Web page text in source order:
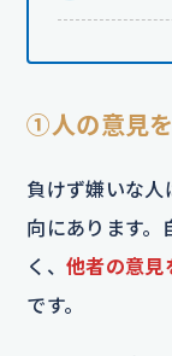
①人の意見
負けず嫌いな人
向にあります。
く、他者の意見
です。